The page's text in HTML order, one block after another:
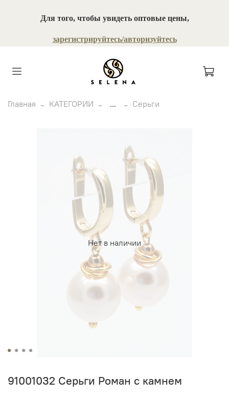
Для того, чтобы увидеть оптовые цены,
зарегистрируйтесь/авторизуйтесь
Главная КАТЕГОРИИ ... Серьги
Нет в наличии
91001032 Серьги Роман с камнем